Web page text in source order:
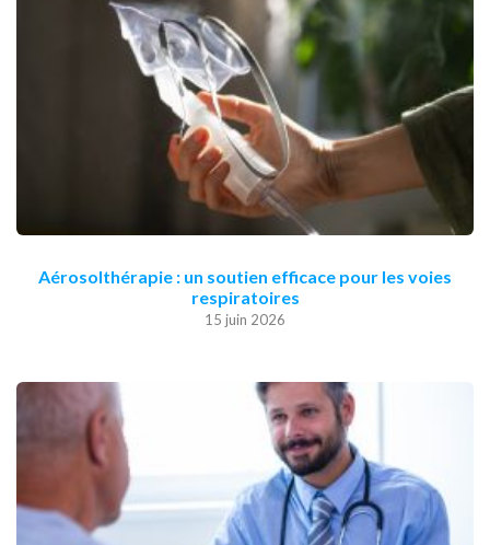
Aérosolthérapie : un soutien efficace pour les voies
respiratoires
15 juin 2026